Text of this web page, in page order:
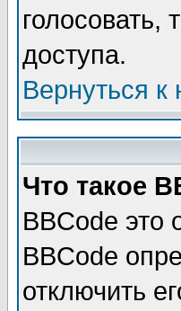
голосовать,
доступа.
Вернуться к
Что такое
BBCode это
BBCode
отключить